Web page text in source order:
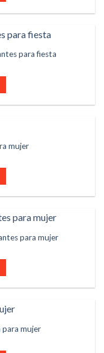
para fiesta
mujer
para mujer
para mujer